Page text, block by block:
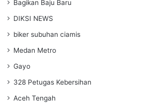
Bagikan Baju Baru
DIKSI NEWS
biker subuhan ciamis
Medan Metro
Gayo
328 Petugas Kebersihan
Aceh Tengah